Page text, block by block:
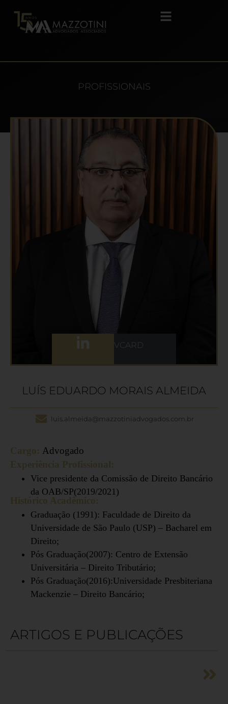
PROFISSIONAIS
VCARD
LUÍS EDUARDO MORAIS ALMEIDA
luis.almeida@mazzotiniadvogados.com.br
Cargo: Advogado
Experiência Profissional:
Vice presidente da Comissão de Direito Bancário
da OAB/SP(2019/2021)
Histórico Acadêmico:
Graduação (1991): Faculdade de Direito da
Universidade de São Paulo (USP) – Bacharel em
Direito;
Pós Graduação(2007): Centro de Extensão
Universitária – Direito Tributário;
Pós Graduação(2016):Universidade Presbiteriana
Mackenzie – Direito Bancário;
ARTIGOS E PUBLICAÇÕES